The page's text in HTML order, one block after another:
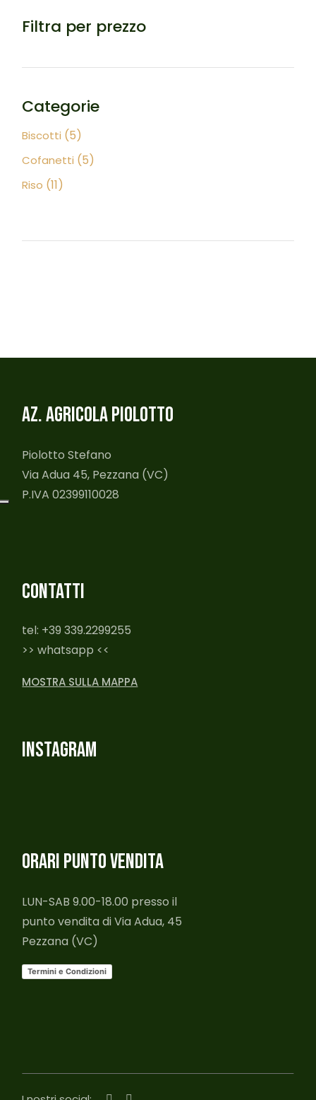
Filtra per prezzo
Categorie
Biscotti 55
prodotti
Cofanetti 55
prodotti
Riso 1111
prodotti
AZ. AGRICOLA PIOLOTTO
Piolotto Stefano
Via Adua 45, Pezzana (VC)
P.IVA 02399110028
CONTATTI
tel: +39 339.2299255
>> whatsapp <<
MOSTRA SULLA MAPPA
INSTAGRAM
ORARI PUNTO VENDITA
LUN-SAB 9.00-18.00 presso il
punto vendita di Via Adua, 45
Pezzana (VC)
Termini e Condizioni